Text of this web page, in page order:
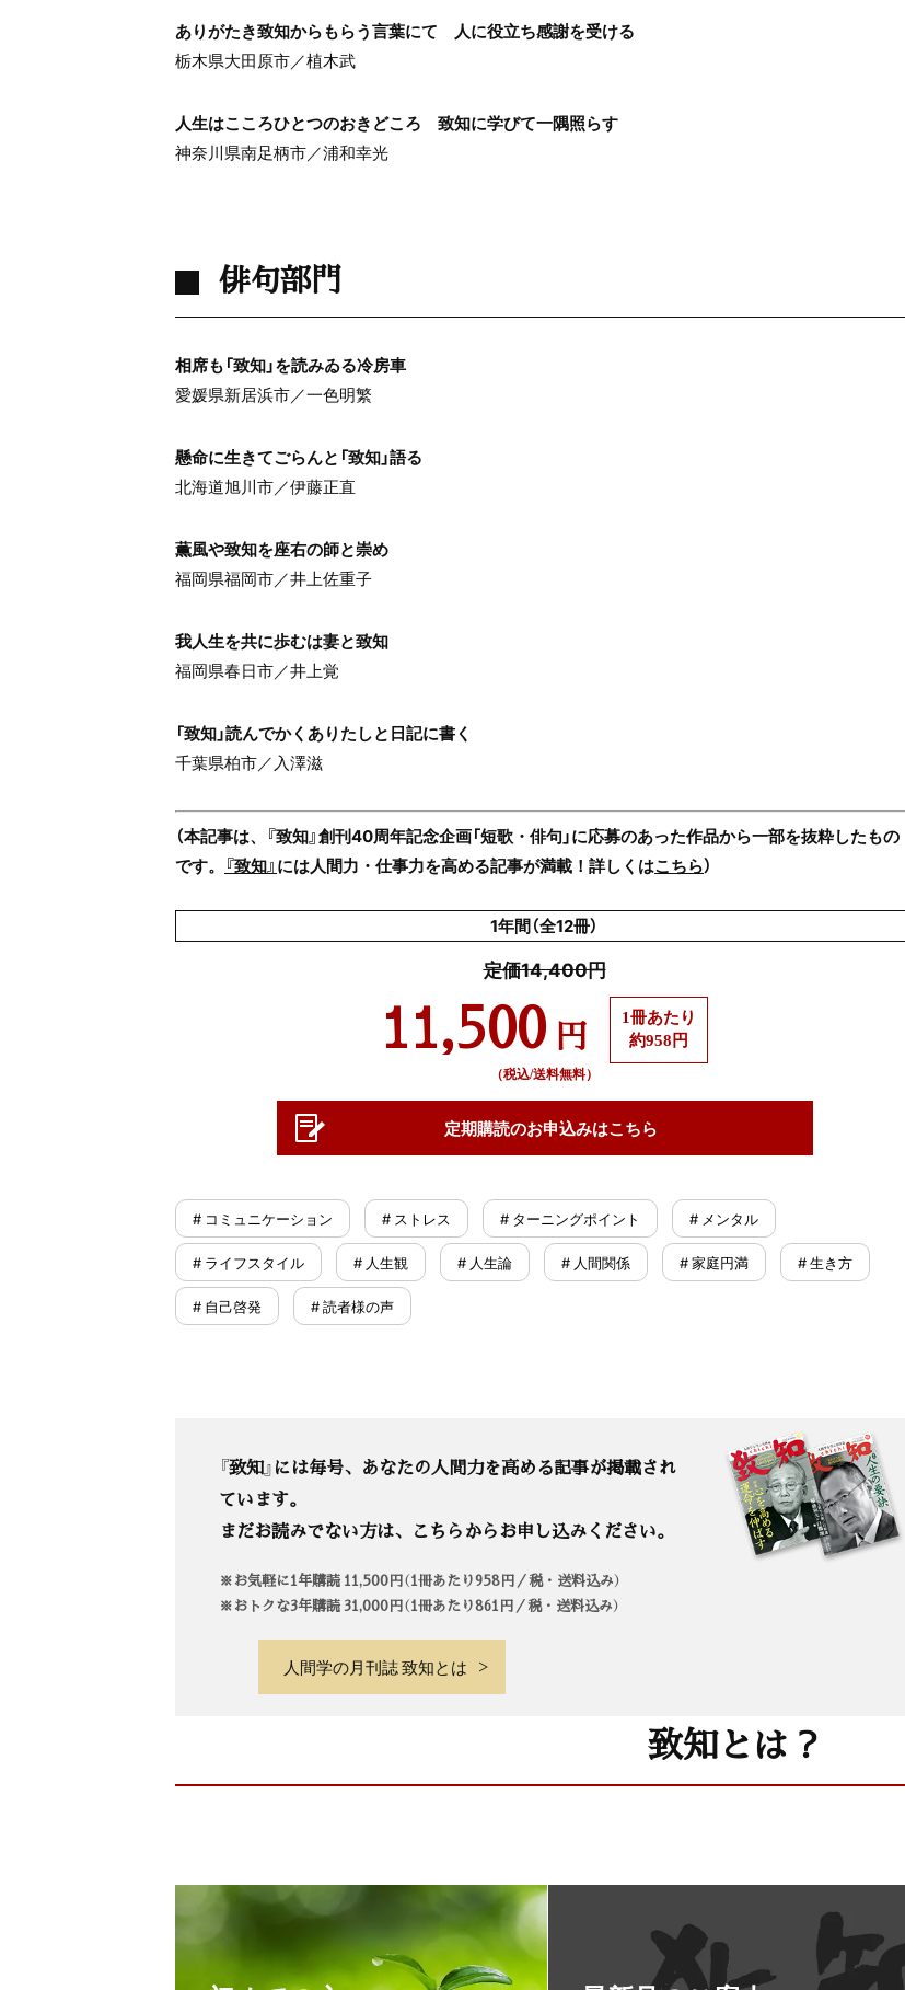
ありがたき致知からもらう言葉にて 人に役立ち感謝を受ける
栃木県大田原市／植木武
人生はこころひとつのおきどころ 致知に学びて一隅照らす
神奈川県南足柄市／浦和幸光
俳句部門
相席も「致知」を読みゐる冷房車
愛媛県新居浜市／一色明繁
懸命に生きてごらんと「致知」語る
北海道旭川市／伊藤正直
薫風や致知を座右の師と崇め
福岡県福岡市／井上佐重子
我人生を共に歩むは妻と致知
福岡県春日市／井上覚
「致知」読んでかくありたしと日記に書く
千葉県柏市／入澤滋
（本記事は、『致知』創刊40周年記念企画「短歌・俳句」に応募のあった作品から一部を抜粋したもの
です。 『致知』には人間力・仕事力を高める記事が満載！詳しくはこちら）
1年間（全12冊）
定価14,400円
11,500 円
1冊あたり
約958円
（税込/送料無料）
定期購読のお申込みはこちら
# コミュニケーション # ストレス # ターニングポイント # メンタル
# ライフスタイル # 人生観 # 人生論 # 人間関係 # 家庭円満 # 生き方
# 自己啓発 # 読者様の声
『致知』には毎号、あなたの人間力を高める記事が掲載され
ています。
まだお読みでない方は、こちらからお申し込みください。
※お気軽に1年購読 11,500円（1冊あたり958円／税・送料込み）
※おトクな3年購読 31,000円（1冊あたり861円／税・送料込み）
人間学の月刊誌 致知とは
致知とは？